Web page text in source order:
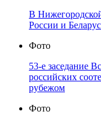
В
России и
Фото
53-е заседание
российских
рубежом
Фото